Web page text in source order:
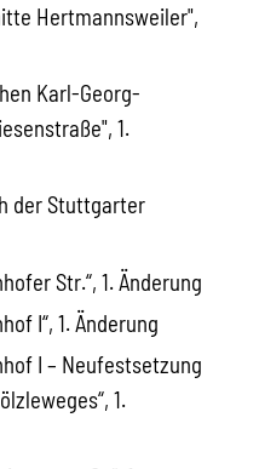
Hertmannsweiler",
Karl-Georg-
1.
der Stuttgarter
Str.“, 1. Änderung
I“, 1. Änderung
I – Neufestsetzung
1.